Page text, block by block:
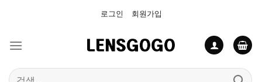
로그인 회원가입
검